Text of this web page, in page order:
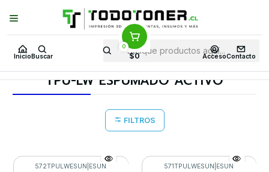
Inicio Buscar
0
$0 AccesoContacto
Puedes Elegir: Comprar enTienda· Despachoa Todo Chile · Retiro en
Tienda en24 Horas
Inicio Todo 3D FILAMENTOS TODO TPU
TPU-LW ESPUMADO ACTIVO
TPU-LW ESPUMADO ACTIVO
FILTROS
572TPULWESUN ESUN 571TPULWESUN ESUN